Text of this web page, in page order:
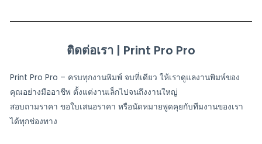
ติดต่อเรา | Print Pro Pro
Print Pro Pro – ครบทุกงานพิมพ์ จบที่เดียว ให้เราดูแลงานพิมพ์ของ
คุณอย่างมืออาชีพ ตั้งแต่งานเล็กไปจนถึงงานใหญ่
สอบถามราคา ขอใบเสนอราคา หรือนัดหมายพูดคุยกับทีมงานของเรา
ได้ทุกช่องทาง